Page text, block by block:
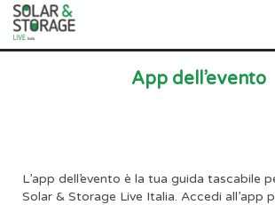
App dell’evento
L’app dell’evento è la tua guida tascabile
Solar & Storage Live Italia. Accedi all’app